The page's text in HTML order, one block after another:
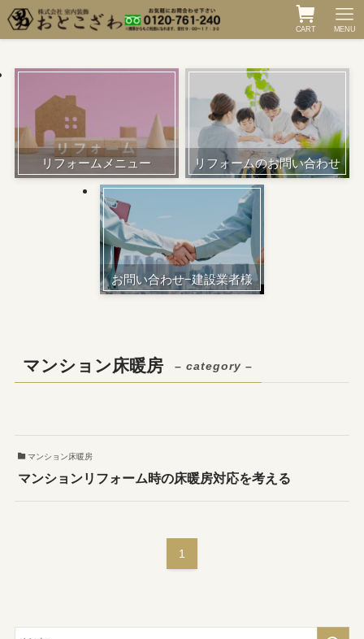
CART MENU
リフォームメニュー リフォームのお問い合わせ
お問い合わせ−建設業者様
マンション床暖房 – category –
マンション床暖房
マンションリフォーム時の床暖房対応を考える
1